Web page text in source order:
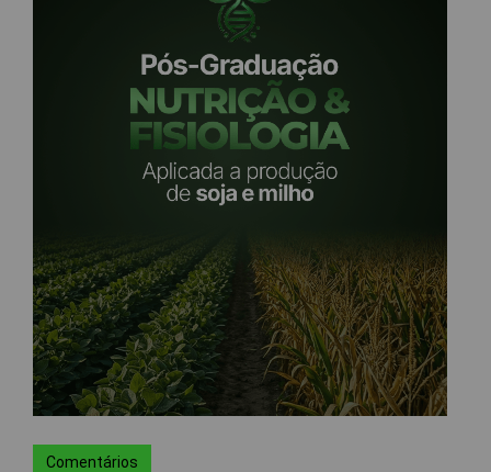
Comentários